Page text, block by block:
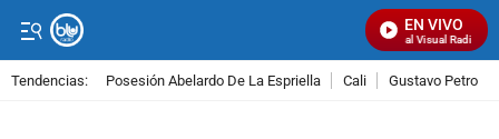
EN VIVO
Señal Visual Radio
Tendencias: Posesión Abelardo De La Espriella Cali Gustavo Petro